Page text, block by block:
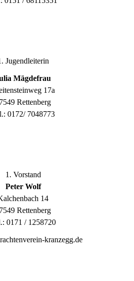
Jugendleiterin
Mägdefrau
17a
Rettenberg
0172/ 7048773
1. Vorstand
Peter Wolf
14
Rettenberg
0171 / 1258720
kranzegg.de